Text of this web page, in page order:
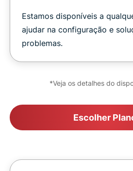
Estamos disponíveis a
ajudar na configuração e
problemas.
*Veja os detalhes do
Escolher